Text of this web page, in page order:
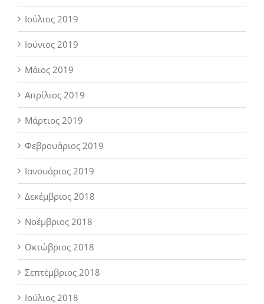
Ιούλιος 2019
Ιούνιος 2019
Μάιος 2019
Απρίλιος 2019
Μάρτιος 2019
Φεβρουάριος 2019
Ιανουάριος 2019
Δεκέμβριος 2018
Νοέμβριος 2018
Οκτώβριος 2018
Σεπτέμβριος 2018
Ιούλιος 2018